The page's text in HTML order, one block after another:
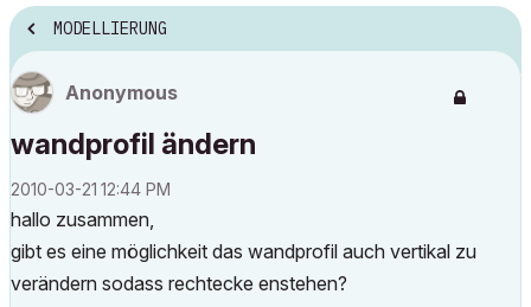
MODELLIERUNG
Anonymous
wandprofil ändern
‎2010-03-21 12:44 PM
hallo zusammen,
gibt es eine möglichkeit das wandprofil auch vertikal zu
verändern sodass rechtecke enstehen?